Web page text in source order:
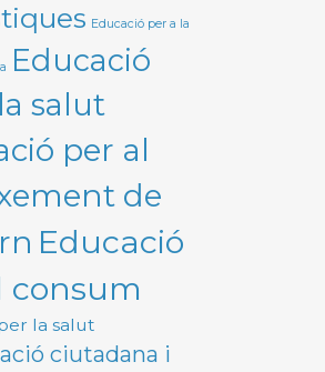
Educació per a la
Educació
salut
per al
de
Educació
consum
la salut
ciutadana i